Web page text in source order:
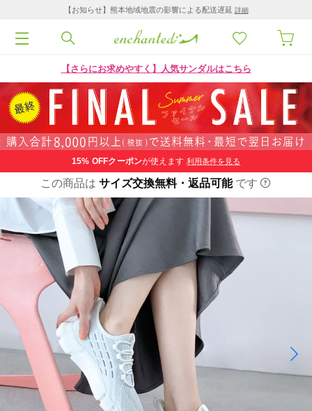
【お知らせ】熊本地域地震の影響による配送遅延 詳細
【さらにお求めやすく】人気サンダルはこちら
15% OFFクーポンが使えます 利用条件を見る
この商品は サイズ交換無料・返品可能 です